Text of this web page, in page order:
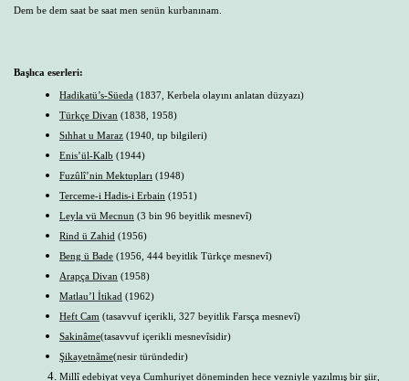
Dem be dem saat be saat men senün kurbanınam.
Başlıca eserleri:
Hadikatü’s-Süeda (1837, Kerbela olayını anlatan düzyazı)
Türkçe Divan (1838, 1958)
Sıhhat u Maraz (1940, tıp bilgileri)
Enis’ül-Kalb (1944)
Fuzûlî’nin Mektupları (1948)
Terceme-i Hadis-i Erbain (1951)
Leyla vü Mecnun (3 bin 96 beyitlik mesnevî)
Rind ü Zahid (1956)
Beng ü Bade (1956, 444 beyitlik Türkçe mesnevî)
Arapça Divan (1958)
Matlau’l İtikad (1962)
Heft Cam (tasavvuf içerikli, 327 beyitlik Farsça mesnevî)
Sakinâme(tasavvuf içerikli mesnevîsidir)
Şikayetnãme(nesir türündedir)
Millî edebiyat veya Cumhuriyet döneminden hece vezniyle yazılmış bir şiir,